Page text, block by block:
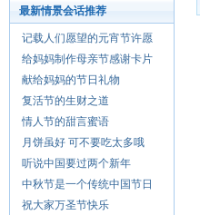
最新情景会话推荐
记载人们愿望的元宵节许愿
给妈妈制作母亲节感谢卡片
献给妈妈的节日礼物
复活节的生财之道
情人节的甜言蜜语
月饼虽好 可不要吃太多哦
听说中国要过两个新年
中秋节是一个传统中国节日
祝大家万圣节快乐